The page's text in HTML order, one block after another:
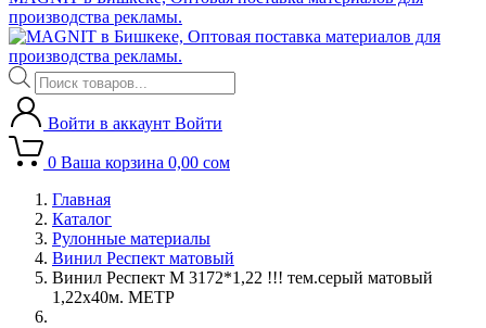
производства рекламы.
Поиск
товаров
Войти в аккаунт Войти
0 Ваша корзина 0,00 сом
Главная
Каталог
Рулонные материалы
Винил Респект матовый
Винил Респект M 3172*1,22 !!! тем.серый матовый
1,22х40м. МЕТР